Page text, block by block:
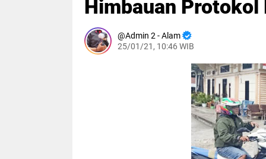
Himbauan Protokol
Admin 2 - Alam
25/01/21, 10:46 WIB